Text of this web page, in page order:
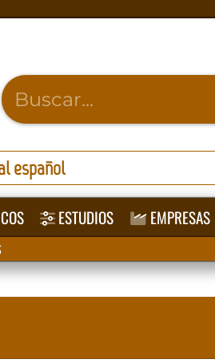
español
ESTUDIOS EMPRESAS